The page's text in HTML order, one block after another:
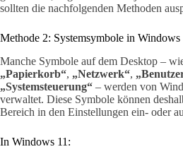
sollten die nachfolgenden Methoden
Methode 2: Systemsymbole in
Manche Symbole auf dem Desktop –
„Papierkorb“, „Netzwerk“,
„Systemsteuerung“ – werden von
verwaltet. Diese Symbole können
Bereich in den Einstellungen ein- oder
In Windows 11: